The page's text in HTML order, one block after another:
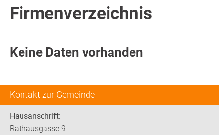
Kontakt zur Gemeinde
Hausanschrift:
Rathausgasse 9
Firmenverzeichnis
Keine Daten vorhanden